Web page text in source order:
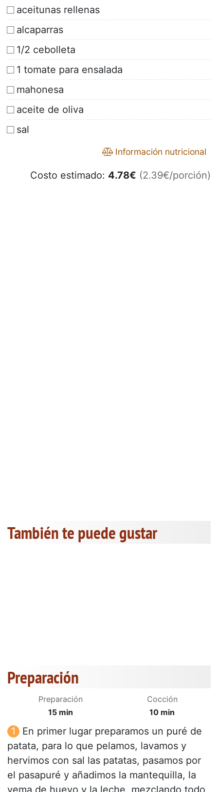
aceitunas rellenas
alcaparras
1/2 cebolleta
1 tomate para ensalada
mahonesa
aceite de oliva
sal
Información nutricional
Costo estimado: 4.78€ (2.39€/porción)
También te puede gustar
Preparación
Preparación
15 min
Cocción
10 min
En primer lugar preparamos un puré de
patata, para lo que pelamos, lavamos y
hervimos con sal las patatas, pasamos por
el pasapuré y añadimos la mantequilla, la